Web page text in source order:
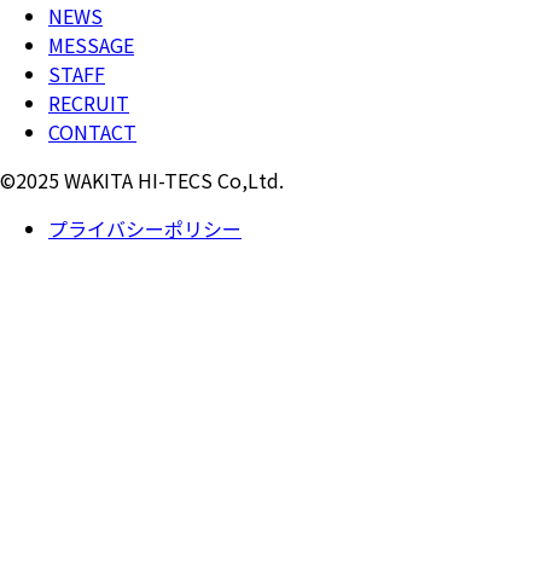
NEWS
MESSAGE
STAFF
RECRUIT
CONTACT
©2025 WAKITA HI-TECS Co,Ltd.
プライバシーポリシー